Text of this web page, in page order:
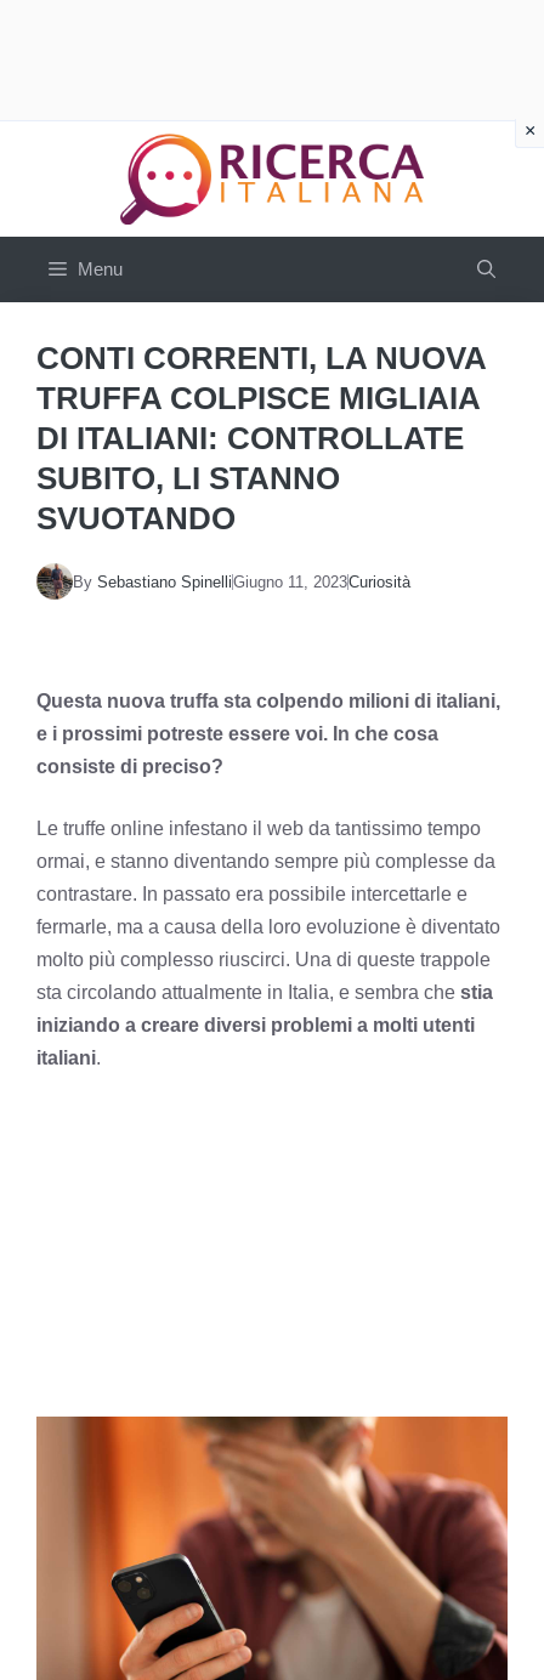
Menu
CONTI CORRENTI, LA NUOVA
TRUFFA COLPISCE MIGLIAIA
DI ITALIANI: CONTROLLATE
SUBITO, LI STANNO
SVUOTANDO
By Sebastiano SpinelliGiugno 11, 2023Curiosità
Questa nuova truffa sta colpendo milioni di italiani,
e i prossimi potreste essere voi. In che cosa
consiste di preciso?
Le truffe online infestano il web da tantissimo tempo
ormai, e stanno diventando sempre più complesse da
contrastare. In passato era possibile intercettarle e
fermarle, ma a causa della loro evoluzione è diventato
molto più complesso riuscirci. Una di queste trappole
sta circolando attualmente in Italia, e sembra che stia
iniziando a creare diversi problemi a molti utenti
italiani.